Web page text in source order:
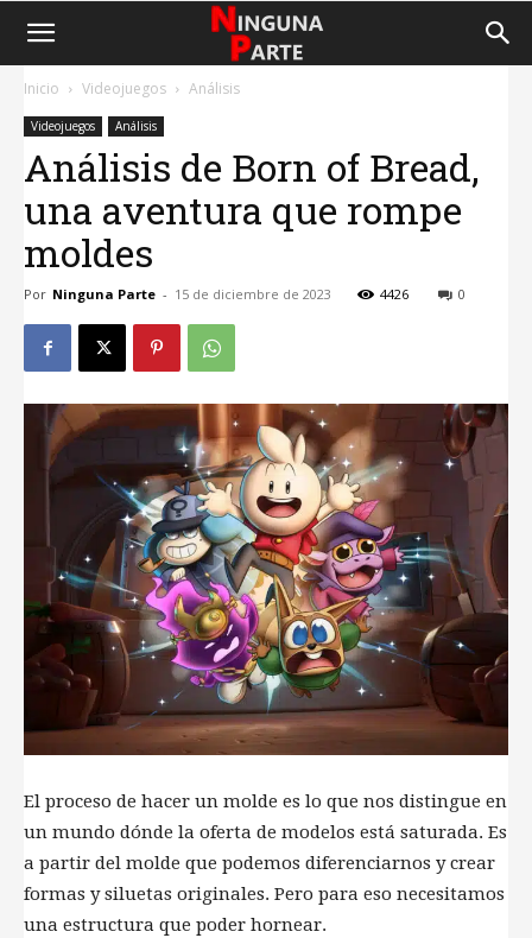
Inicio Videojuegos Análisis
Videojuegos Análisis
Análisis de Born of Bread,
una aventura que rompe
moldes
Por Ninguna Parte - 15 de diciembre de 2023 4426 0
El proceso de hacer un molde es lo que nos distingue en
un mundo dónde la oferta de modelos está saturada. Es
a partir del molde que podemos diferenciarnos y crear
formas y siluetas originales. Pero para eso necesitamos
una estructura que poder hornear.